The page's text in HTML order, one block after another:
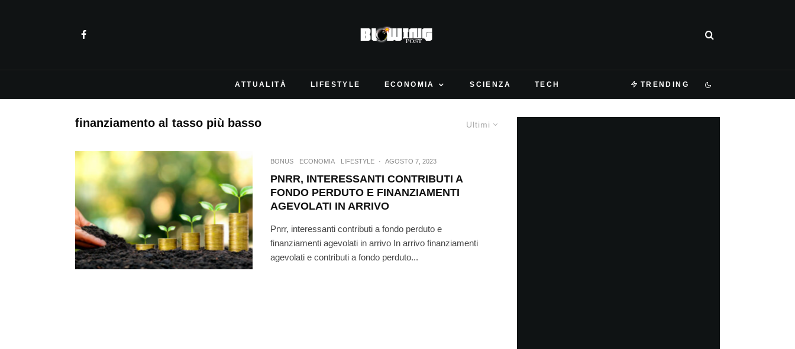
ATTUALITÀ LIFESTYLE ECONOMIA SCIENZA TECH TRENDING
Ultimi
finanziamento al tasso più basso
BONUS ECONOMIA LIFESTYLE · AGOSTO 7, 2023
PNRR, INTERESSANTI CONTRIBUTI A
FONDO PERDUTO E FINANZIAMENTI
AGEVOLATI IN ARRIVO
Pnrr, interessanti contributi a fondo perduto e
finanziamenti agevolati in arrivo In arrivo finanziamenti
agevolati e contributi a fondo perduto...